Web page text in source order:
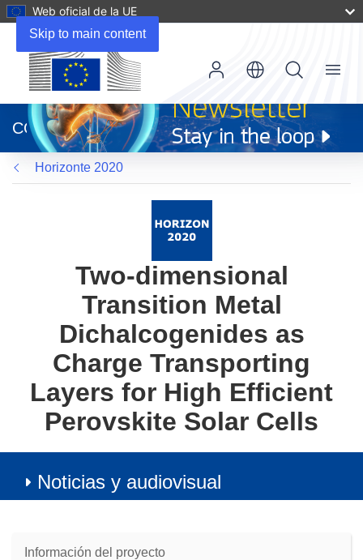
Skip to main content
Web oficial de la UE
abrirá
en
una
nueva
ventana)
CORDIS
Menu
Horizonte 2020
Two-dimensional
Transition Metal
Dichalcogenides as
Charge Transporting
Layers for High Efficient
Perovskite Solar Cells
Noticias y audiovisual
Información del proyecto